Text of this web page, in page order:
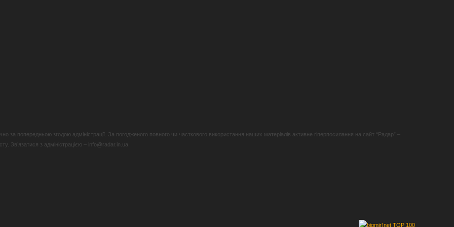
за попередньою згодою адміністрації. За погодженого повного чи часткового використання наших матеріалів активне гіперпосилання на сайт “Радар” –
Зв’язатися з адміністрацією – info@radar.in.ua